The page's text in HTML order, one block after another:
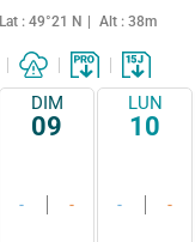
Lat : 49°21 N Alt : 38m
DIM
09
- -
LUN
10
- -